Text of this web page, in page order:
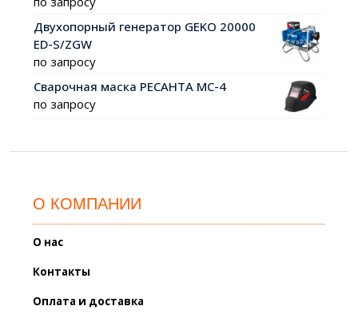
Двухопорный генератор GEKO 20000
ED-S/ZGW
по запросу
Сварочная маска РЕСАНТА МС-4
по запросу
О КОМПАНИИ
О нас
Контакты
Оплата и доставка